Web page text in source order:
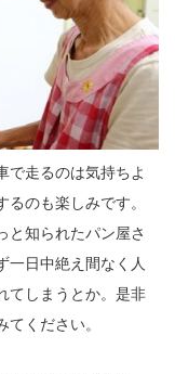
で走るのは気持ちよ
のも楽しみです。
と知られたパン屋さ
一日中絶え間なく人
てしまうとか。是非
ください。